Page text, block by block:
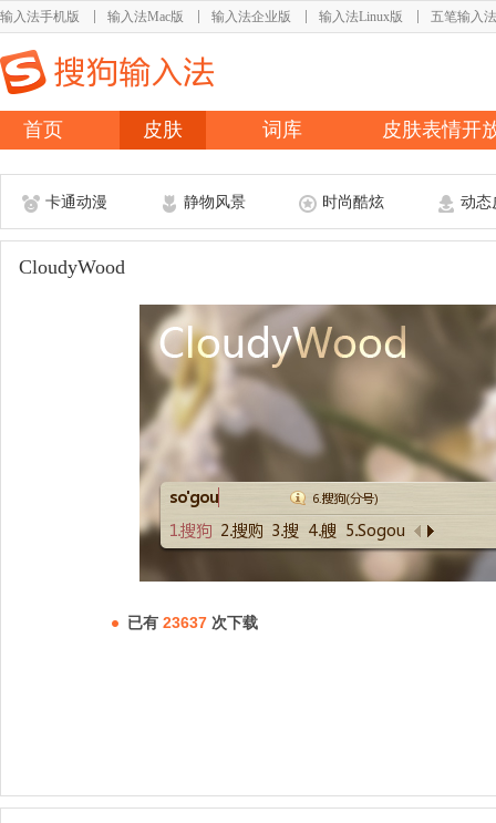
输入法手机版 输入法Mac版 输入法企业版 输入法Linux版 五笔输入法
首页 皮肤 词库 皮肤表情开
卡通动漫 静物风景 时尚酷炫 动态
CloudyWood
已有 23637 次下载